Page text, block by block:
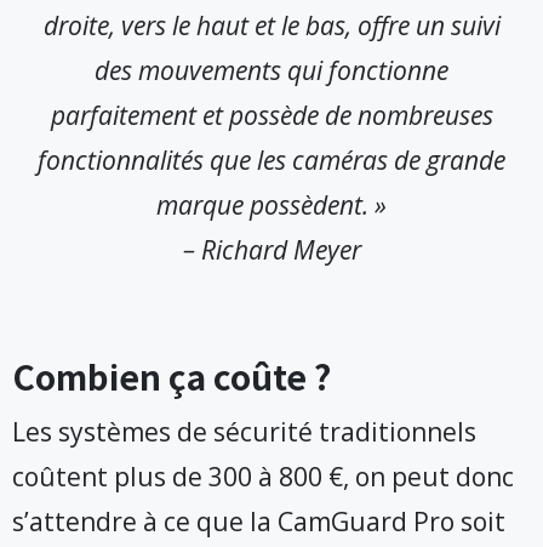
droite, vers le haut et le bas, offre un suivi
des mouvements qui fonctionne
parfaitement et possède de nombreuses
fonctionnalités que les caméras de grande
marque possèdent. »
– Richard Meyer
Combien ça coûte ?
Les systèmes de sécurité traditionnels
coûtent plus de 300 à 800 €, on peut donc
s’attendre à ce que la CamGuard Pro soit